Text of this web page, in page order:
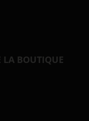
LA BOUTIQUE